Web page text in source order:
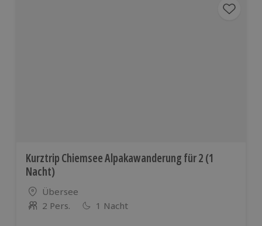
Kurztrip Chiemsee Alpakawanderung für 2 (1
Nacht)
Standort
Übersee
Anzahl der Teilnehmer
2 Pers. 1 Nacht